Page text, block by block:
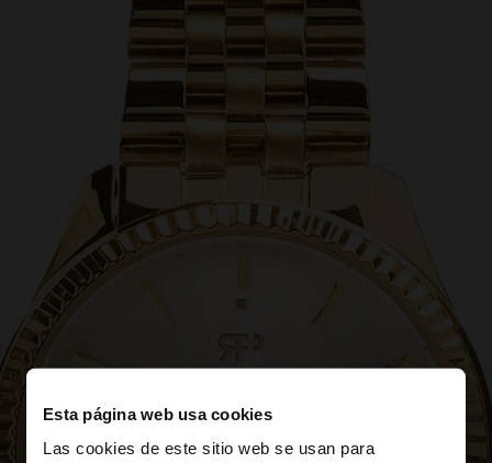
Esta página web usa cookies
Las cookies de este sitio web se usan para